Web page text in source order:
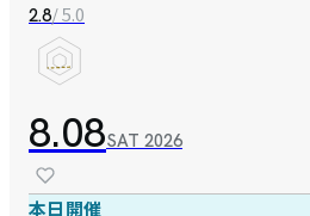
2.8/ 5.0
8.08SAT 2026
本日開催